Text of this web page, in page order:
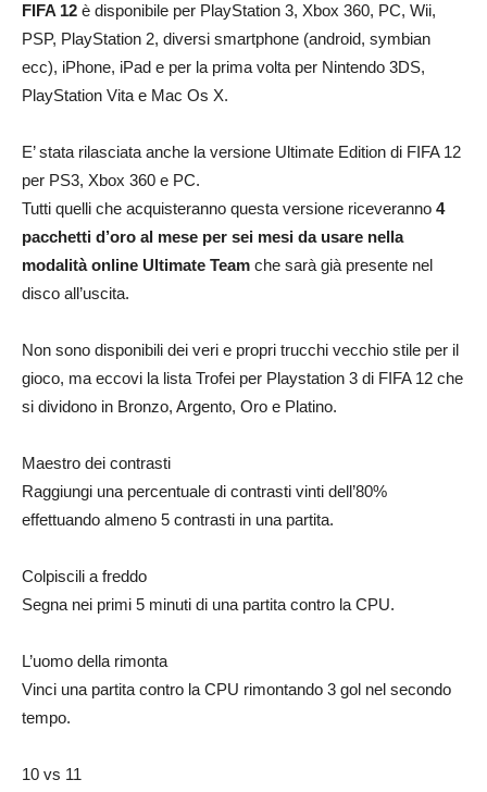
FIFA 12 è disponibile per PlayStation 3, Xbox 360, PC, Wii,
PSP, PlayStation 2, diversi smartphone (android, symbian
ecc), iPhone, iPad e per la prima volta per Nintendo 3DS,
PlayStation Vita e Mac Os X.
E’ stata rilasciata anche la versione Ultimate Edition di FIFA 12
per PS3, Xbox 360 e PC.
Tutti quelli che acquisteranno questa versione riceveranno 4
pacchetti d’oro al mese per sei mesi da usare nella
modalità online Ultimate Team che sarà già presente nel
disco all’uscita.
Non sono disponibili dei veri e propri trucchi vecchio stile per il
gioco, ma eccovi la lista Trofei per Playstation 3 di FIFA 12 che
si dividono in Bronzo, Argento, Oro e Platino.
Maestro dei contrasti
Raggiungi una percentuale di contrasti vinti dell’80%
effettuando almeno 5 contrasti in una partita.
Colpiscili a freddo
Segna nei primi 5 minuti di una partita contro la CPU.
L’uomo della rimonta
Vinci una partita contro la CPU rimontando 3 gol nel secondo
tempo.
10 vs 11